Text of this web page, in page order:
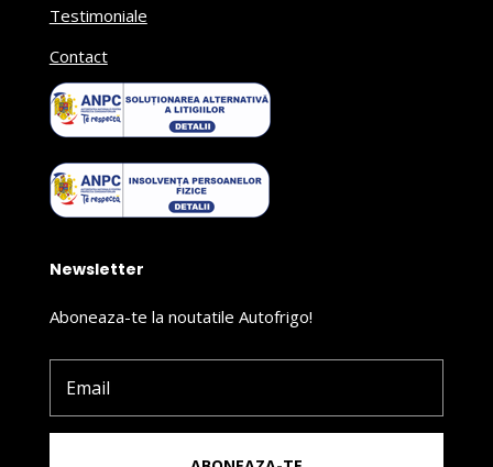
Testimoniale
Contact
Newsletter
Aboneaza-te la noutatile Autofrigo!